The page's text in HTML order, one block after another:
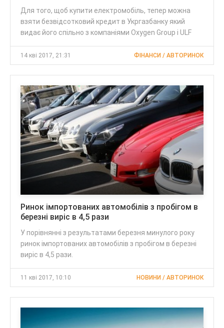
Для того, щоб купити електромобіль, тепер можна
взяти безвідсотковий кредит в Укргазбанку який
видає його спільно з компаніями Oxygen Group і ULF
14 кві 2017, 21:31 ФІНАНСИ / АВТОРИНОК
Ринок імпортованих автомобілів з пробігом в
березні виріс в 4,5 рази
У порівнянні з результатами березня минулого року
ринок імпортованих автомобілів з пробігом в березні
виріс в 4,5 рази.
11 кві 2017, 10:10 НОВИНИ / АВТОРИНОК